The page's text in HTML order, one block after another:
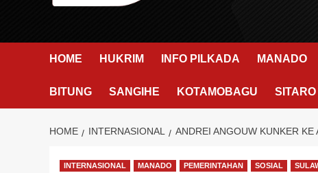
HOME HUKRIM INFO PILKADA MANADO
BITUNG SANGIHE KOTAMOBAGU SITARO
HOME INTERNASIONAL ANDREI ANGOUW KUNKER KE
INTERNASIONAL MANADO PEMERINTAHAN SOSIAL